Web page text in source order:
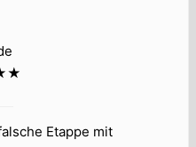
Etappe mit